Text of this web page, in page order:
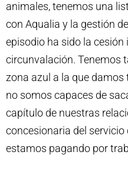
animales, tenemos una
con Aqualia y la gestión
episodio ha sido la cesión
circunvalación. Tenemos
zona azul a la que damos
no somos capaces de
capítulo de nuestras
concesionaria del servicio
estamos pagando por